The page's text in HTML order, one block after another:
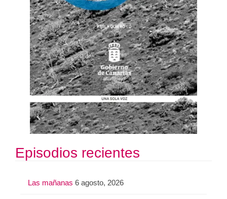
Episodios recientes
Las mañanas 6 agosto, 2026